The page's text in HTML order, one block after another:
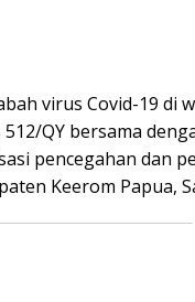
virus Covid-19 di
QY bersama
pencegahan dan
Keerom Papua,